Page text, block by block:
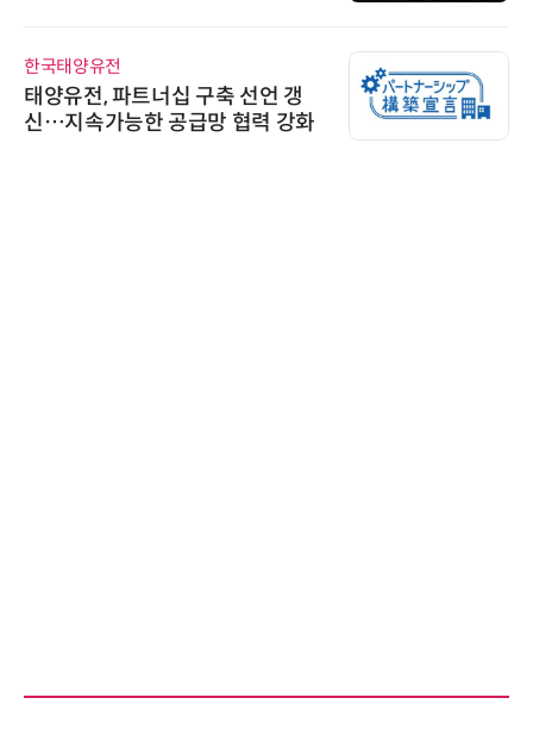
한국태양유전
태양유전, 파트너십 구축 선언 갱
신…지속가능한 공급망 협력 강화